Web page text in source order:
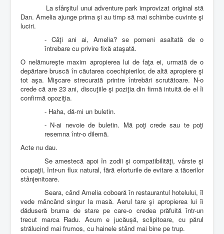
La sfârşitul unui adventure park improvizat original stă
Dan. Amelia ajunge prima şi au timp să mai schimbe cuvinte şi
luciri.
- Câţi ani ai, Amelia? se pomeni asaltată de o
întrebare cu privire fixă ataşată.
O nelămureşte maxim apropierea lui de faţa ei, urmată de o
depărtare bruscă în căutarea coechipierilor, de altă apropiere şi
tot aşa. Mişcare strecurată printre întrebări scrutătoare. N-o
crede că are 23 ani, discuţiile şi poziţia din firmă intuită de el îi
confirmă opoziţia.
- Haha, dă-mi un buletin.
- N-ai nevoie de buletin. Mă poţi crede sau te poţi
resemna într-o dilemă.
Acte nu dau.
Se amestecă apoi în zodii şi compatibilităţi, vârste şi
ocupaţii, într-un flux natural, fără eforturile de evitare a tăcerilor
stânjenitoare.
Seara, când Amelia coboară în restaurantul hotelului, îl
vede mâncând singur la masă. Aerul tare şi apropierea lui îi
dăduseră bruma de stare pe care-o credea prăfuită într-un
trecut marca Radu. Acum e jucăușă, sclipitoare, cu părul
strălucind mai frumos, cu hainele stând mai bine pe trup.